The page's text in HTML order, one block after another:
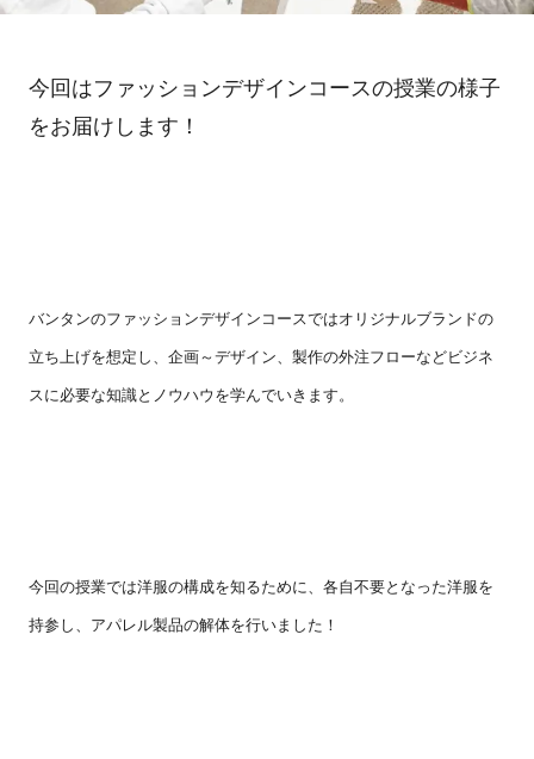
今回はファッションデザインコースの授業の様子
をお届けします！
バンタンのファッションデザインコースではオリジナルブランドの
立ち上げを想定し、企画～デザイン、製作の外注フローなどビジネ
スに必要な知識とノウハウを学んでいきます。
今回の授業では洋服の構成を知るために、各自不要となった洋服を
持参し、アパレル製品の解体を行いました！